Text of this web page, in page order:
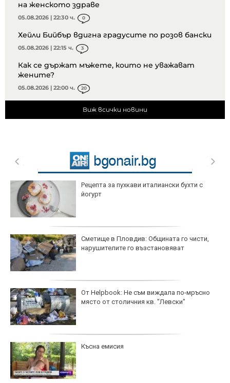
на женското здраве
05.08.2026 | 22:30 ч. 0
Хейли Бийбър вдигна градусите по розов бански
05.08.2026 | 22:15 ч. 3
Как се държат мъжете, които не уважават
жените?
05.08.2026 | 22:00 ч. 20
Виж всички новини
Рецепта за пухкави италиански бухти с
йогурт
Сметище в Пловдив: Общината го чисти,
нарушителите го възстановяват
От Helpbook: Не съм виждала по-мръсно
място от столичния кв. "Левски"
Късна емисия